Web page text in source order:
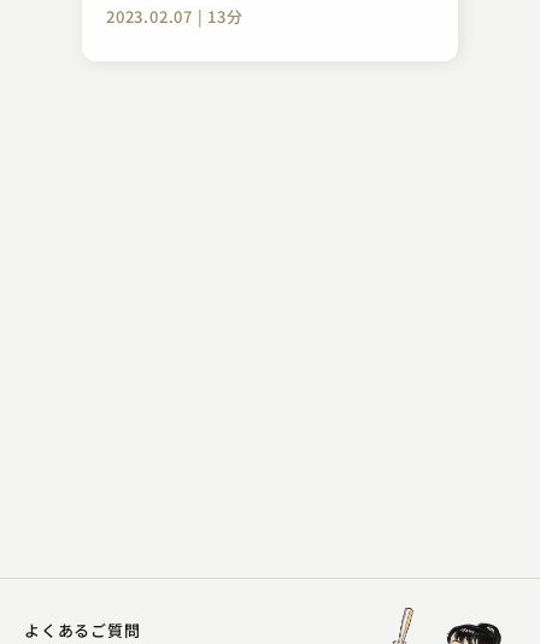
2023.02.07 | 13分
よくあるご質問